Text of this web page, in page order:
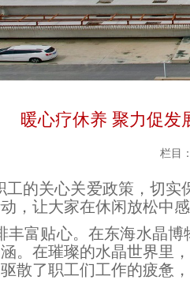
暖心疗休养 聚力促发
栏目
工的关心关爱政策，切实
，让大家在休闲放松中
丰富贴心。在东海水晶
。在璀璨的水晶世界里
散了职工们工作的疲惫